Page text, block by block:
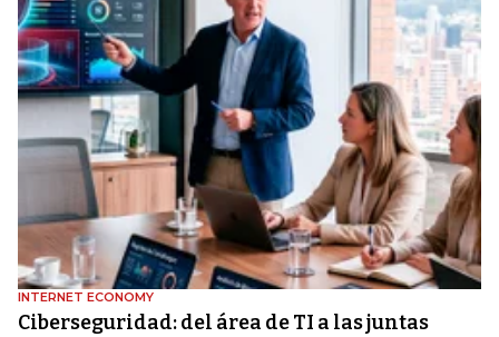
INTERNET ECONOMY
Ciberseguridad: del área de TI a las juntas